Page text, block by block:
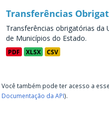
Transferências
Transferências obrigatórias da
de Municípios do Estado.
PDF XLSX CSV
Você também pode ter acesso a
Documentação da API).